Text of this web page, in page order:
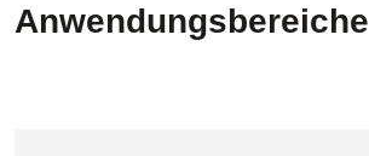
Anwendungsbereiche